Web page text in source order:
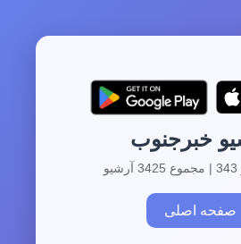
خبرجنوب
صفحه اصلی